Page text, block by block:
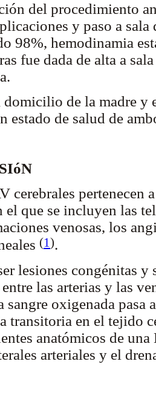
del procedimiento
y paso a
98%, hemodinamia
fue dada de alta a
domicilio de la madre y
estado de salud de
cerebrales pertenecen
el que se incluyen las
venosas, los
(1).
lesiones congénitas
las arterias y las
sangre oxigenada pasa
transitoria en el tejido
anatómicos de
arteriales y el